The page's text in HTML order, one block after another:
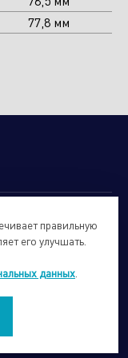
77,8 мм
правильную
его улучшать.
данных